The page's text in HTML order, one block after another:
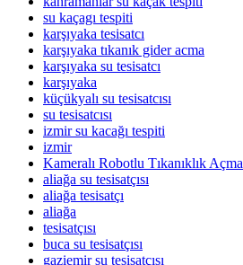
su kaçagı tespiti
karşıyaka tesisatcı
karşıyaka tıkanık gider acma
karşıyaka su tesisatcı
karşıyaka
küçükyalı su tesisatcısı
su tesisatcısı
izmir su kacağı tespiti
izmir
Kameralı Robotlu Tıkanıklık Açma
aliağa su tesisatçısı
aliağa tesisatçı
aliağa
tesisatçısı
buca su tesisatçısı
gaziemir su tesisatçısı